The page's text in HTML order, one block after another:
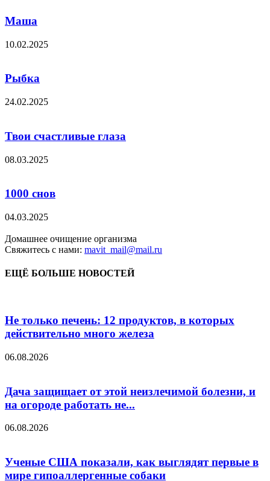
Маша
10.02.2025
Рыбка
24.02.2025
Твои счастливые глаза
08.03.2025
1000 снов
04.03.2025
Домашнее очищение организма
Свяжитесь с нами: mavit_mail@mail.ru
ЕЩЁ БОЛЬШЕ НОВОСТЕЙ
Не только печень: 12 продуктов, в которых
действительно много железа
06.08.2026
Дача защищает от этой неизлечимой болезни, и
на огороде работать не...
06.08.2026
Ученые США показали, как выглядят первые в
мире гипоаллергенные собаки